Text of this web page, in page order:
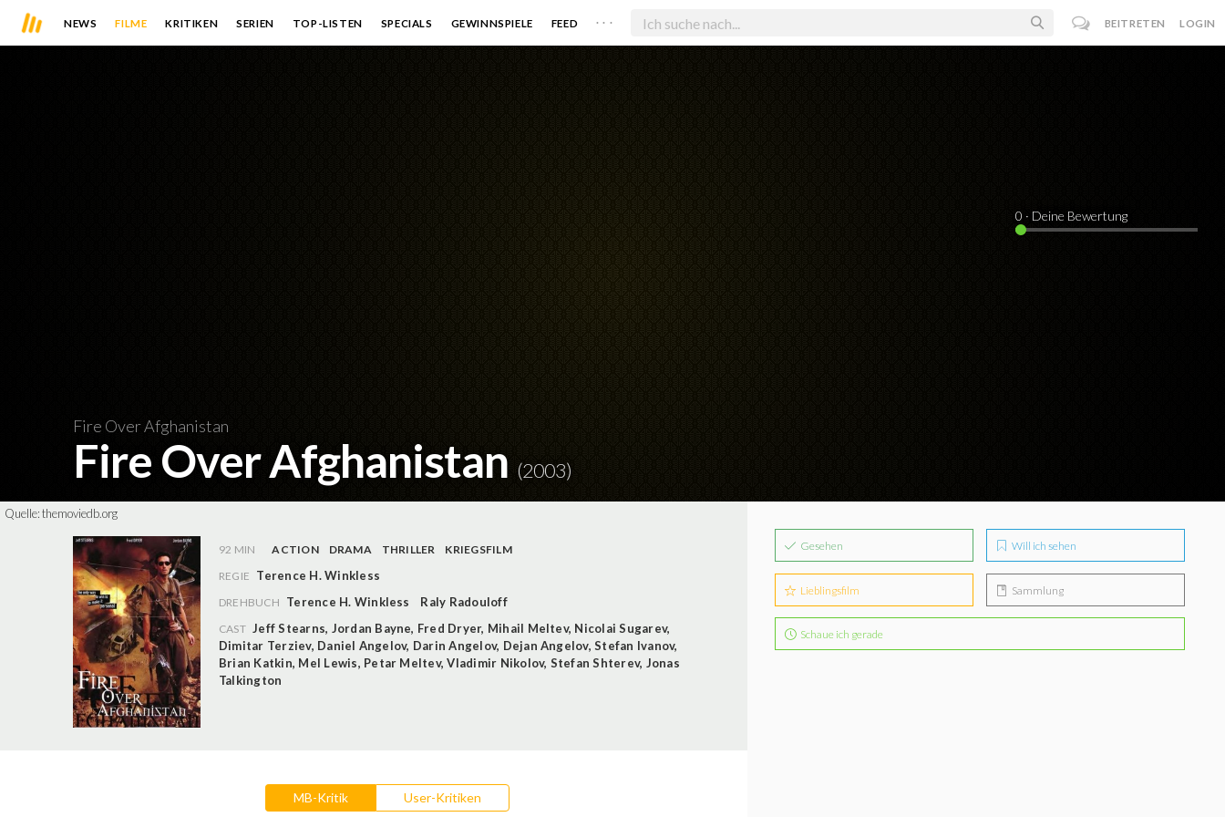
NEWS FILME KRITIKEN SERIEN TOP-LISTEN SPECIALS GEWINNSPIELE FEED . . . BEITRETEN LOGIN
Fire Over Afghanistan
Fire Over Afghanistan (2003)
0 · Deine Bewertung
Quelle:themoviedb.org
92 MIN ACTION DRAMA THRILLER
KRIEGSFILM
REGIE Terence H. Winkless
DREHBUCH Terence H. Winkless Raly Radouloff
CAST Jeff Stearns, Jordan Bayne, Fred Dryer, Mihail Meltev, Nicolai Sugarev,
Dimitar Terziev, Daniel Angelov, Darin Angelov, Dejan Angelov,Stefan Ivanov,
Brian Katkin, Mel Lewis, Petar Meltev,Vladimir Nikolov, Stefan Shterev, Jonas
Talkington
MB-Kritik User-Kritiken
Gesehen Will ich sehen
Lieblingsfilm Sammlung
Schaue ich gerade